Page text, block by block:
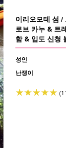
이리오모테 섬 /
로브 카누 & 트
함 & 입도 신청
성인
난쟁이